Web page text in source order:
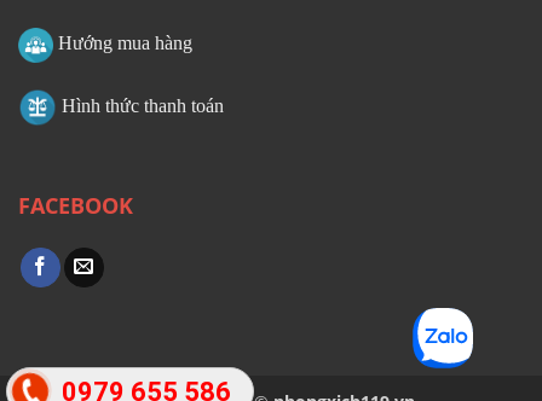
0979 655 586
Hướng mua hàng
Hình thức thanh toán
FACEBOOK